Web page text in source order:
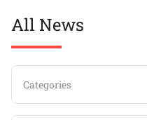
All News
Categories